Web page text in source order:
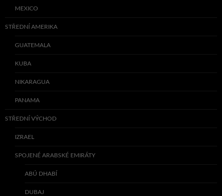
MEXICO
STŘEDNÍ AMERIKA
GUATEMALA
KUBA
NIKARAGUA
PANAMA
STŘEDNÍ VÝCHOD
IZRAEL
SPOJENÉ ARABSKÉ EMIRÁTY
ABÚ DHABÍ
DUBAJ